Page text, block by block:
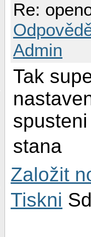
Re:
Admin
Tak
spusteni
stana
Založit
Tiskni